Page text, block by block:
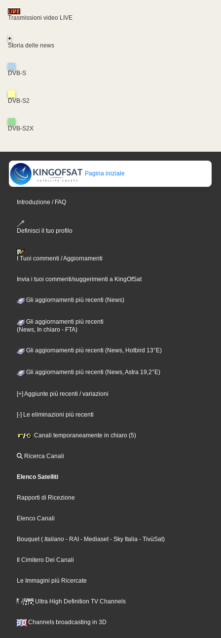
Trasmissioni video LIVE
+
Storia delle news
DVB-S
DVB-S2
DVB-S2X
Pagina iniziale
Introduzione / FAQ
Definisci il tuo profilo
I Tuoi commenti / Aggiornamenti
Invia i tuoi commenti/suggerimenti a KingOfSat
Gli aggiornamenti più recenti (News)
Gli aggiornamenti più recenti
(News, In chiaro - FTA)
Gli aggiornamenti più recenti (News, Hotbird 13°E)
Gli aggiornamenti più recenti (News, Astra 19,2°E)
[+] Aggiunte più recenti / variazioni
[-] Le eliminazioni più recenti
Canali temporaneamente in chiaro (5)
Ricerca Canali
Elenco Satelliti
Rapporti di Ricezione
Elenco Canali
Bouquet ( Italiano - RAI - Mediaset - Sky Italia - TivùSat)
Il Cimitero Dei Canali
Le Immagini più Ricercate
Ultra High Definition TV Channels
Channels broadcasting in 3D